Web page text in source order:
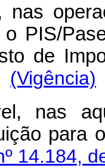
nas
PIS/
de
(Vigência)
nas
para
14.184,